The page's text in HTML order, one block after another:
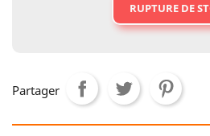
RUPTURE DE
Partager